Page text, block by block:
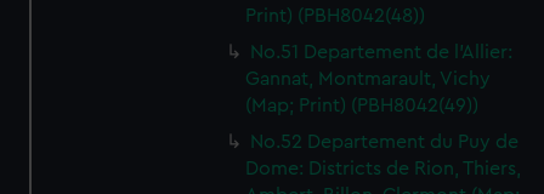
Print) (PBH8042(48))
No.51 Departement de l'Allier:
Gannat, Montmarault, Vichy
(Map; Print) (PBH8042(49))
No.52 Departement du Puy de
Dome: Districts de Rion, Thiers,